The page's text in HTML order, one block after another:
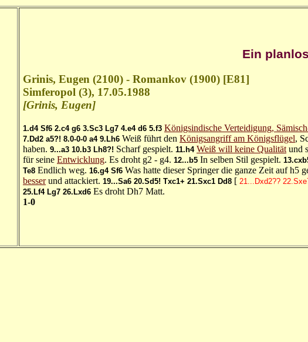
Ein
Grinis, Eugen (2100) - Romankov (1900) [E81]
Simferopol (3), 17.05.1988
[Grinis, Eugen]
1.d4 Sf6 2.c4 g6 3.Sc3 Lg7 4.e4 d6 5.f3 Königsindische Verteidigung,
7.Dd2 a5?! 8.0-0-0 a4 9.Lh6 Weiß führt den Königsangriff am Königsflügel,
haben. 9...a3 10.b3 Lh8?! Scharf gespielt. 11.h4 Weiß will keine Qualität und
für seine Entwicklung. Es droht g2 - g4. 12...b5 In selben Stil gespielt.
Te8 Endlich weg. 16.g4 Sf6 Was hatte dieser Springer die ganze Zeit auf h5
besserund attackiert. 19...Sa6 20.Sd5! Txc1+ 21.Sxc1 Dd8 [ 21...Dxd2??
25.Lf4 Lg7 26.Lxd6 Es droht Dh7 Matt.
1-0